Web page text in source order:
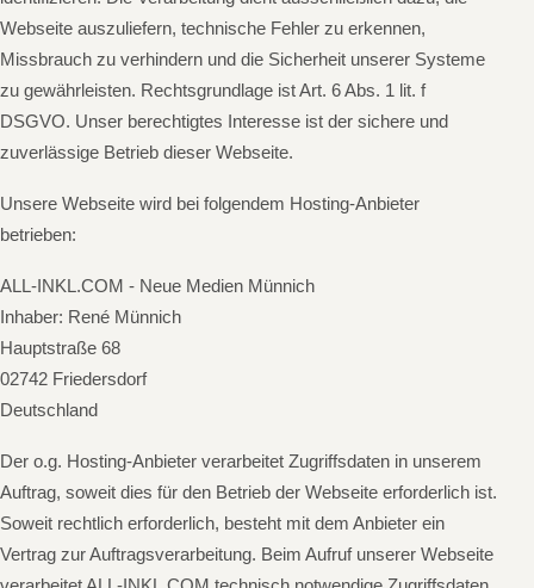
Webseite auszuliefern, technische Fehler zu erkennen,
Missbrauch zu verhindern und die Sicherheit unserer Systeme
zu gewährleisten. Rechtsgrundlage ist Art. 6 Abs. 1 lit. f
DSGVO. Unser berechtigtes Interesse ist der sichere und
zuverlässige Betrieb dieser Webseite.
Unsere Webseite wird bei folgendem Hosting-Anbieter
betrieben:
ALL-INKL.COM - Neue Medien Münnich
Inhaber: René Münnich
Hauptstraße 68
02742 Friedersdorf
Deutschland
Der o.g. Hosting-Anbieter verarbeitet Zugriffsdaten in unserem
Auftrag, soweit dies für den Betrieb der Webseite erforderlich ist.
Soweit rechtlich erforderlich, besteht mit dem Anbieter ein
Vertrag zur Auftragsverarbeitung. Beim Aufruf unserer Webseite